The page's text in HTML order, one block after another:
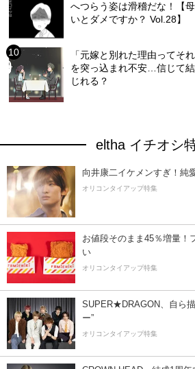
へつらう姿は滑稽だな！【
いとダメですか？ Vol.28】
「元嫁と別れた理由ってそ
を突っ込まれ不安…信じて
じれる？
eltha イチオシ
向井康二イケメンすぎ！純
オリコンタイアップ特集
お値段そのまま45％増量！
い
オリコンタイアップ特集
SUPER★DRAGON、自ら
ー”
オリコンタイアップ特集